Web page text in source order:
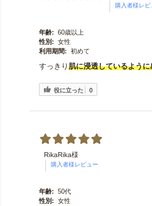
年齢: 60歳以上
性別: 女性
利用期間: 初めて
すっきり肌に浸透しているように
役に立った 0
RikaRika様
年齢: 50代
性別: 女性